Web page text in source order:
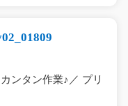
ンタン作業♪／ プリ